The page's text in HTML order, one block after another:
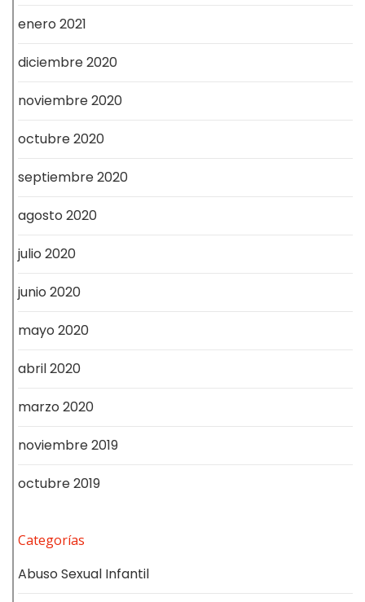
enero 2021
diciembre 2020
noviembre 2020
octubre 2020
septiembre 2020
agosto 2020
julio 2020
junio 2020
mayo 2020
abril 2020
marzo 2020
noviembre 2019
octubre 2019
Categorías
Abuso Sexual Infantil